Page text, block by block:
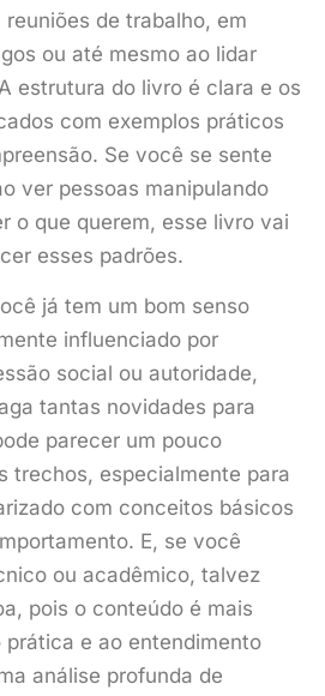
de trabalho, em
ou até mesmo ao lidar
estrutura do livro é clara e os
com exemplos práticos
Se você se sente
ver pessoas manipulando
o que querem, esse livro vai
esses padrões.
já tem um bom senso
influenciado por
social ou autoridade,
tantas novidades para
parecer um pouco
trechos, especialmente para
com conceitos básicos
E, se você
ou acadêmico, talvez
pois o conteúdo é mais
e ao entendimento
análise profunda de